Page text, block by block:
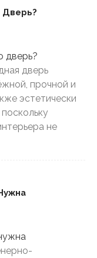
дверь
прочной и
эстетически
не